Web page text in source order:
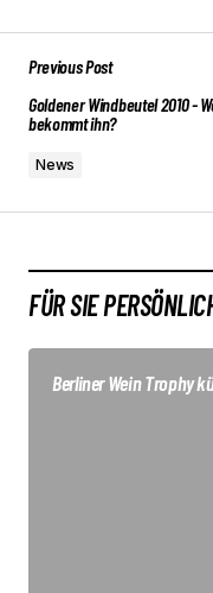
Previous Post
Goldener Windbeutel 2010 -
bekommt ihn?
News
FÜR SIE
Berliner Wein Trophy